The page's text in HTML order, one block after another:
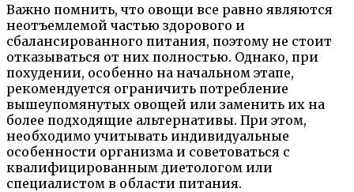
Важно помнить, что овощи все равно являются
неотъемлемой частью здорового и
сбалансированного питания, поэтому не стоит
отказываться от них полностью. Однако, при
похудении, особенно на начальном этапе,
рекомендуется ограничить потребление
вышеупомянутых овощей или заменить их на
более подходящие альтернативы. При этом,
необходимо учитывать индивидуальные
особенности организма и советоваться с
квалифицированным диетологом или
специалистом в области питания.